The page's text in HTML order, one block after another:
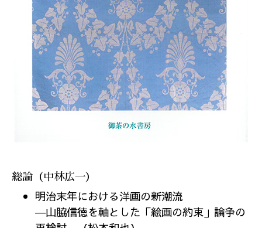
総論（中林広一）
明治末年における洋画の新潮流
―山脇信徳を軸とした「絵画の約束」論争の